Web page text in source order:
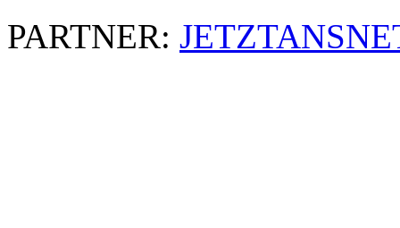
PARTNER: